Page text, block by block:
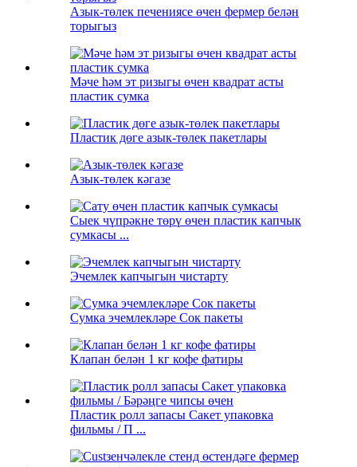
Азык-төлек печениясе өчен фермер белән
торыгыз
Мәче һәм эт ризыгы өчен квадрат асты
пластик сумка
Пластик дөге азык-төлек пакетлары
Азык-төлек кәгазе
Сыек чүпрәкне төрү өчен пластик капчык
сумкасы ...
Эчемлек капчыгын чистарту
Сумка эчемлекләре Сок пакеты
Клапан белән 1 кг кофе фатиры
Пластик ролл запасы Сакет упаковка
фильмы / П ...